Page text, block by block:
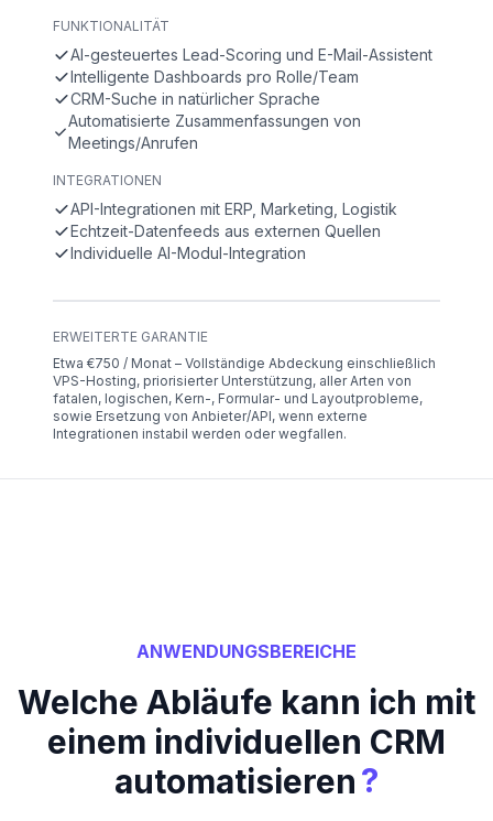
FUNKTIONALITÄT
AI-gesteuertes Lead-Scoring und E-Mail-Assistent
Intelligente Dashboards pro Rolle/Team
CRM-Suche in natürlicher Sprache
Automatisierte Zusammenfassungen von
Meetings/Anrufen
INTEGRATIONEN
API-Integrationen mit ERP, Marketing, Logistik
Echtzeit-Datenfeeds aus externen Quellen
Individuelle AI-Modul-Integration
ERWEITERTE GARANTIE
Etwa €750 / Monat – Vollständige Abdeckung einschließlich
VPS-Hosting, priorisierter Unterstützung, aller Arten von
fatalen, logischen, Kern-, Formular- und Layoutprobleme,
sowie Ersetzung von Anbieter/API, wenn externe
Integrationen instabil werden oder wegfallen.
ANWENDUNGSBEREICHE
Welche Abläufe kann ich mit
einem individuellen CRM
automatisieren?